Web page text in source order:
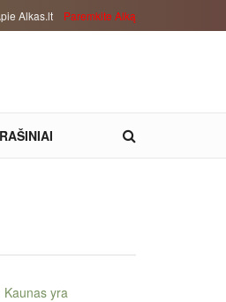
Alkas.lt Paremkite Alką
Kaunas yra